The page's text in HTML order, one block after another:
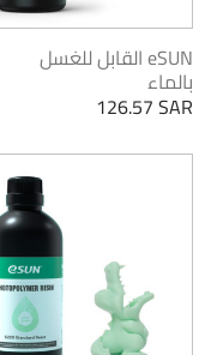
eSUN القابل للغسل
بالماء
126.57SAR